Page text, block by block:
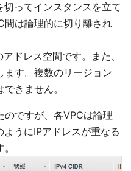
ってインスタンスを立て
間は論理的に切り離され
ドレス空間です。また、
ます。複数のリージョン
きません。
のですが、各VPCは論理
うにIPアドレスが重なる